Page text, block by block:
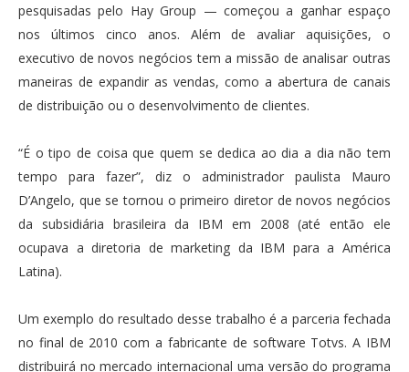
pesquisadas pelo Hay Group — começou a ganhar espaço
nos últimos cinco anos. Além de avaliar aquisições, o
executivo de novos negócios tem a missão de analisar outras
maneiras de expandir as vendas, como a abertura de canais
de distribuição ou o desenvolvimento de clientes.
“É o tipo de coisa que quem se dedica ao dia a dia não tem
tempo para fazer”, diz o administrador paulista Mauro
D’Angelo, que se tornou o primeiro diretor de novos negócios
da subsidiária brasileira da IBM em 2008 (até então ele
ocupava a diretoria de marketing da IBM para a América
Latina).
Um exemplo do resultado desse trabalho é a parceria fechada
no final de 2010 com a fabricante de software Totvs. A IBM
distribuirá no mercado internacional uma versão do programa